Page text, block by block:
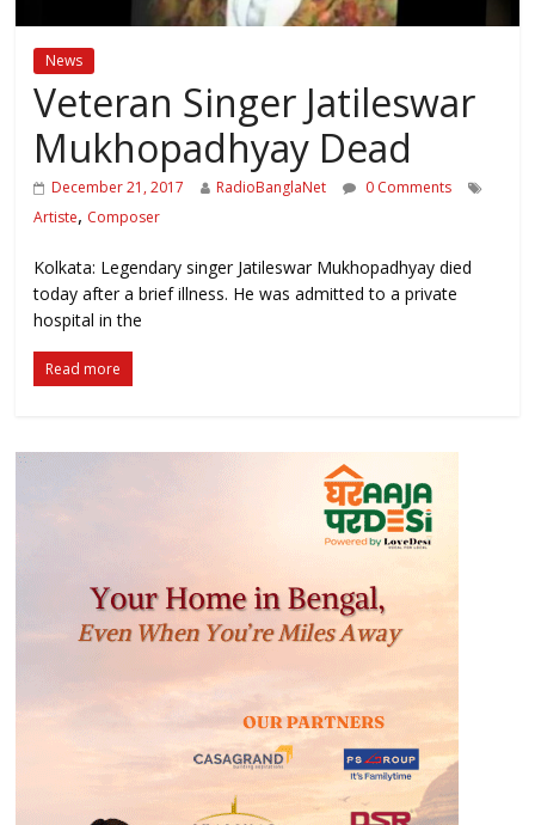
News
Veteran Singer Jatileswar
Mukhopadhyay Dead
December 21, 2017 RadioBanglaNet
0 Comments
Artiste, Composer
Kolkata: Legendary singer Jatileswar Mukhopadhyay died
today after a brief illness. He was admitted to a private
hospital in the
Read more